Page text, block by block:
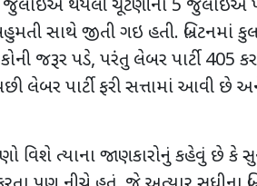
જુલાઇએ થયેલી ચૂંટણીના 5 જુલાઇએ
સાથે જીતી ગઇ હતી. બ્રિટનમાં
જરૂર પડે, પરંતુ લેબર પાર્ટી 405
લેબર પાર્ટી ફરી સત્તામાં આવી છે અને
વિશે ત્યાના જાણકારોનું કહેવું છે કે